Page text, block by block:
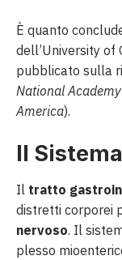
È quanto
dell’University of
pubblicato sulla
National
America).
Il
Il tratto
distretti corporei
nervoso. Il
plesso